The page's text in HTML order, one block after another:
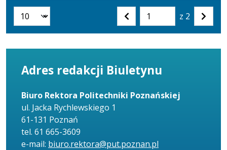
Liczba artykułów na stronie:
Poprzednia
Przejdź
do
z 2
Adres redakcji Biuletynu
Biuro Rektora Politechniki Poznańskiej
ul. Jacka Rychlewskiego 1
61-131 Poznań
tel. 61 665-3609
e-mail: biuro.rektora@put.poznan.pl